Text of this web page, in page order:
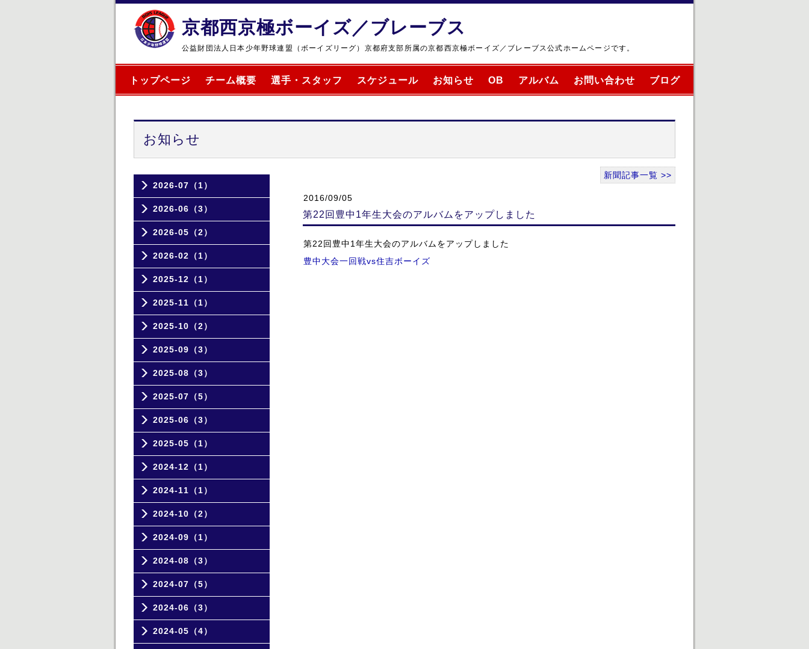
京都西京極ボーイズ／ブレーブス
公益財団法人日本少年野球連盟（ボーイズリーグ）京都府支部所属の京都西京極ボーイズ／ブレーブス公式ホームページです。
トップページ チーム概要 選手・スタッフ スケジュール お知らせ OB アルバム お問い合わせ ブログ
2026-07（1）
2026-06（3）
2026-05（2）
2026-02（1）
2025-12（1）
2025-11（1）
2025-10（2）
2025-09（3）
2025-08（3）
2025-07（5）
2025-06（3）
2025-05（1）
2024-12（1）
2024-11（1）
2024-10（2）
2024-09（1）
2024-08（3）
2024-07（5）
2024-06（3）
2024-05（4）
お知らせ
新聞記事一覧 >>
2016/09/05
第22回豊中1年生大会のアルバムをアップしました
第22回豊中1年生大会のアルバムをアップしました
豊中大会一回戦vs住吉ボーイズ